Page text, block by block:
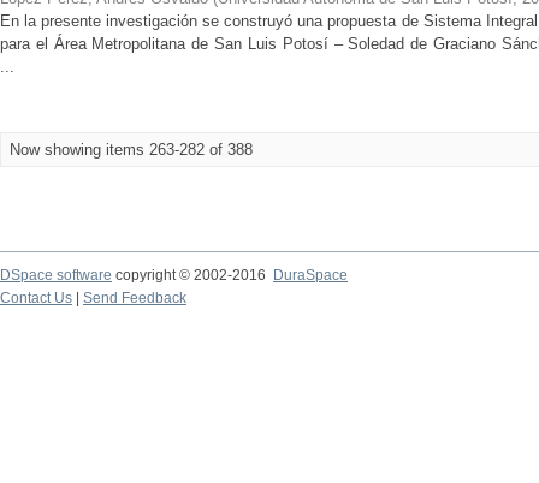
En la presente investigación se construyó una propuesta de Sistema
para el Área Metropolitana de San Luis Potosí – Soledad de Graciano
...
Now showing items 263-282 of 388
DSpace software copyright © 2002-2016
DuraSpace
Contact Us
Send Feedback